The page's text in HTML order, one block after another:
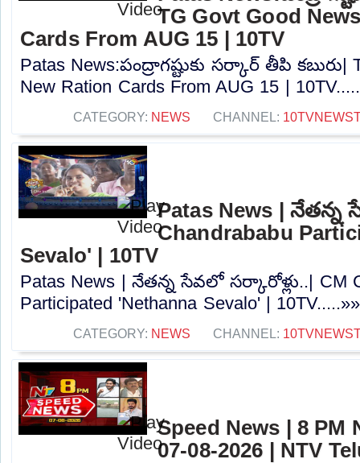
TG Govt Good
Cards From AUG 15 | 10TV
Patas News:పంద్రాగష్టుకు సర్కార్ తీపి కబురు|
New Ration Cards From AUG 15 |
CATEGORY: NEWS CHANNEL:
Patas News | నేతన్న
Chandrababu
Sevalo' | 10TV
Patas News | నేతన్న సేవలో సర్కారోళ్లు..| CM
Participated 'Nethanna Sevalo' | 10TV.....»»
CATEGORY: NEWS CHANNEL:
Speed News | 8 PM
07-08-2026 | NTV